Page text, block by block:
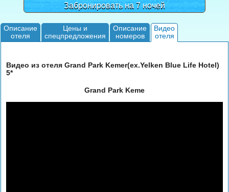
Забронировать на 7 ночей
Описание
отеля
Цены и
спецпредложения
Описание
номеров
Видео
отеля
Видео из отеля Grand Park Kemer(ex.Yelken Blue Life Hotel)
5*
Grand Park Keme